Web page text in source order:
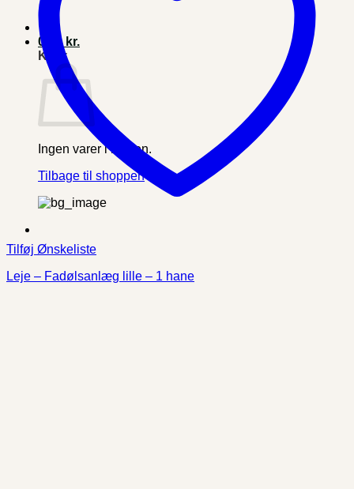
0,00 kr.
Kurv
Ingen varer i kurven.
Tilbage til shoppen
Tilføj Ønskeliste
Leje – Fadølsanlæg lille – 1 hane